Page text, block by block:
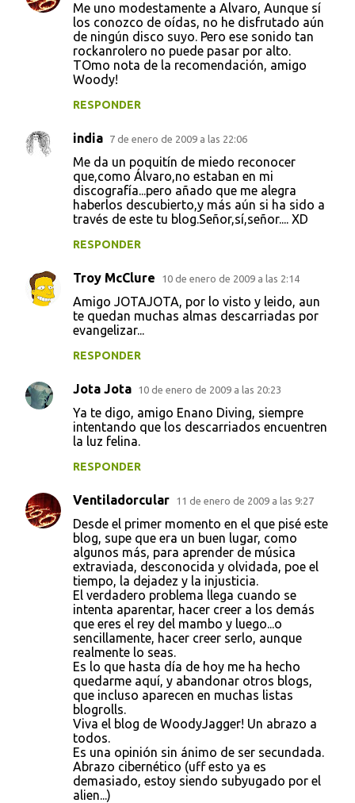
Me uno modestamente a Alvaro, Aunque sí
los conozco de oídas, no he disfrutado aún
de ningún disco suyo. Pero ese sonido tan
rockanrolero no puede pasar por alto.
TOmo nota de la recomendación, amigo
Woody!
RESPONDER
india 7 de enero de 2009 a las 22:06
Me da un poquitín de miedo reconocer
que,como Álvaro,no estaban en mi
discografía...pero añado que me alegra
haberlos descubierto,y más aún si ha sido a
través de este tu blog.Señor,sí,señor.... XD
RESPONDER
Troy McClure 10 de enero de 2009 a las 2:14
Amigo JOTAJOTA, por lo visto y leido, aun
te quedan muchas almas descarriadas por
evangelizar...
RESPONDER
Jota Jota 10 de enero de 2009 a las 20:23
Ya te digo, amigo Enano Diving, siempre
intentando que los descarriados encuentren
la luz felina.
RESPONDER
Ventiladorcular 11 de enero de 2009 a las 9:27
Desde el primer momento en el que pisé este
blog, supe que era un buen lugar, como
algunos más, para aprender de música
extraviada, desconocida y olvidada, poe el
tiempo, la dejadez y la injusticia.
El verdadero problema llega cuando se
intenta aparentar, hacer creer a los demás
que eres el rey del mambo y luego...o
sencillamente, hacer creer serlo, aunque
realmente lo seas.
Es lo que hasta día de hoy me ha hecho
quedarme aquí, y abandonar otros blogs,
que incluso aparecen en muchas listas
blogrolls.
Viva el blog de WoodyJagger! Un abrazo a
todos.
Es una opinión sin ánimo de ser secundada.
Abrazo cibernético (uff esto ya es
demasiado, estoy siendo subyugado por el
alien...)